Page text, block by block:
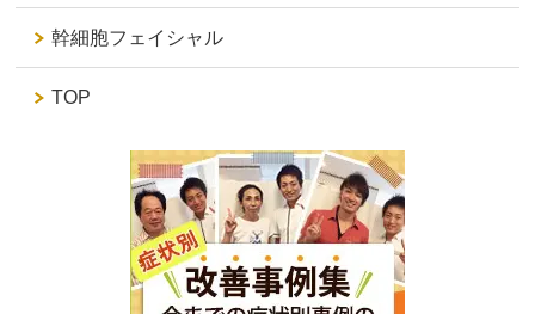
幹細胞フェイシャル
TOP